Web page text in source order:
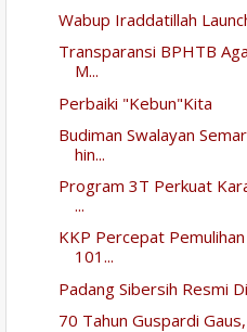
Wabup Iraddatillah
Transparansi BPHTB
M...
Perbaiki "Kebun"Kita
Budiman Swalayan
hin...
Program 3T Perkuat
...
KKP Percepat
101...
Padang Sibersih Resmi
70 Tahun Guspardi